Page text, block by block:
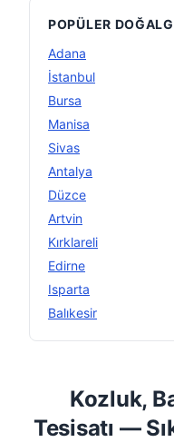
POPÜLER
Adana
İstanbul
Bursa
Manisa
Sivas
Antalya
Düzce
Artvin
Kırklareli
Edirne
Isparta
Balıkesir
Kozluk,
Tesisatı —